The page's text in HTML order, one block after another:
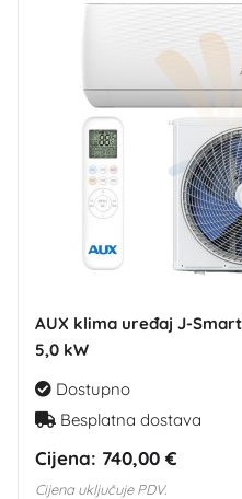
AUX klima uređaj J-Smart
5,0 kW
Dostupno
Besplatna dostava
Cijena: 740,00 €
Cijena uključuje PDV.